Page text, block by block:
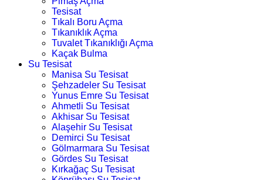
Tesisat
Tıkalı Boru Açma
Tıkanıklık Açma
Tuvalet Tıkanıklığı Açma
Kaçak Bulma
Su Tesisat
Manisa Su Tesisat
Şehzadeler Su Tesisat
Yunus Emre Su Tesisat
Ahmetli Su Tesisat
Akhisar Su Tesisat
Alaşehir Su Tesisat
Demirci Su Tesisat
Gölmarmara Su Tesisat
Gördes Su Tesisat
Kırkağaç Su Tesisat